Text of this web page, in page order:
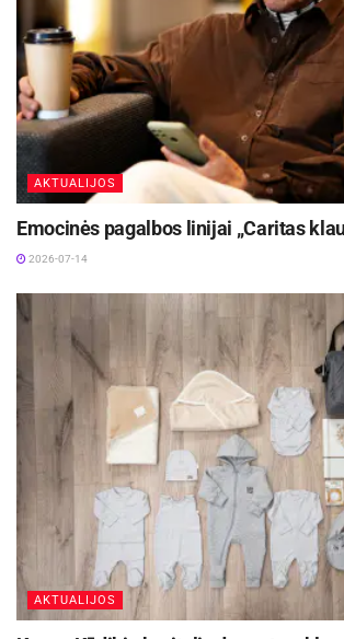
Dorada su citrina ir žolelių sviestu
Porcijos : 4
Gaminimo laikas: 40 min.
Reikės
Aktualios naujienos
atsparumą drėgmei, temperatūrų
kasdieniam naudojimui. Todėl
aukšto kokybės lygio spinteles.
AKTUALIJOS
Emocinės pagalbos linijai „Caritas
2026-07-14
AKTUALIJOS